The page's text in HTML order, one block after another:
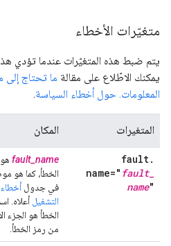
متغيّرات الأخطاء
يتم ضبط هذه المتغيّرات عندما تؤدي
يمكنك الاطّلاع على مقالة ما تحتاج
المعلومات. حول أخطاء السياسة.
المتغيرات المكان
fault.
name=" fault_
name"
fault_name
الخطأ، كما هو
في جدول
التشغيل أعلاه.
الخطأ هو الجزء
من رمز الخطأ.